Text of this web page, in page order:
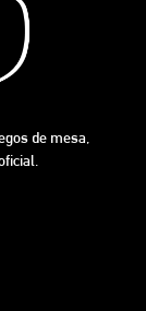
de mesa,